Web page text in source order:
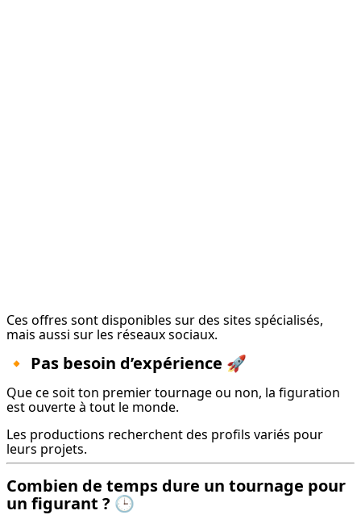
Ces offres sont disponibles sur des sites spécialisés,
mais aussi sur les réseaux sociaux.
🔸 Pas besoin d’expérience 🚀
Que ce soit ton premier tournage ou non, la figuration
est ouverte à tout le monde.
Les productions recherchent des profils variés pour
leurs projets.
Combien de temps dure un tournage pour
un figurant ? 🕒